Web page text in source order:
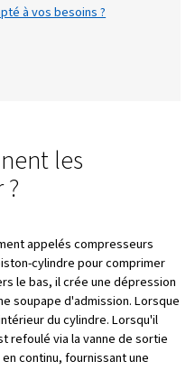
de chaque type
à prendre une
les compresseurs d'air ?
les compresseurs d'air ?
des compresseurs
des compresseurs à